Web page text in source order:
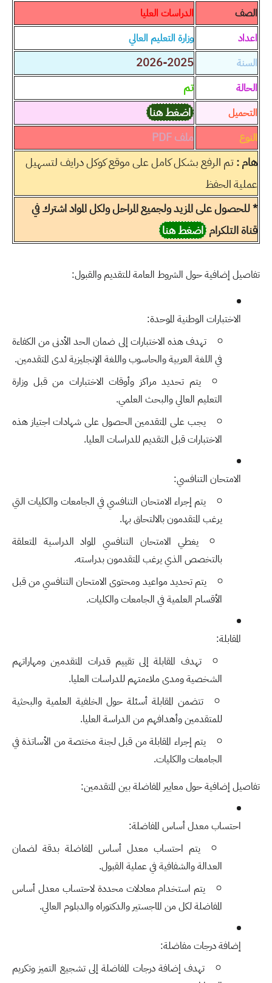
الصف
الدراسات العليا
اعداد
وزارة التعليم العالي
السنة
2026-2025
الحالة تم
التحميل اضغط هنا
النوع
ملف PDF
هام :تم الرفع بشكل كامل على موقع كوكل درايف لتسهيل
عملية الحفظ
* للحصول على المزيد ولجميع المراحل ولكل المواد اشترك في
قناة التلكرام اضغط هنا
تفاصيل إضافية حول الشروط العامة للتقديم والقبول:
الاختبارات الوطنية الموحدة:
تهدف هذه الاختبارات إلى ضمان الحد الأدنى من الكفاءة
في اللغة العربية والحاسوب واللغة الإنجليزية لدى المتقدمين.
يتم تحديد مراكز وأوقات الاختبارات من قبل وزارة
التعليم العالي والبحث العلمي.
يجب على المتقدمين الحصول على شهادات اجتياز هذه
الاختبارات قبل التقديم للدراسات العليا.
الامتحان التنافسي:
يتم إجراء الامتحان التنافسي في الجامعات والكليات التي
يرغب المتقدمون بالالتحاق بها.
يغطي الامتحان التنافسي المواد الدراسية المتعلقة
بالتخصص الذي يرغب المتقدمون بدراسته.
يتم تحديد مواعيد ومحتوى الامتحان التنافسي من قبل
الأقسام العلمية في الجامعات والكليات.
المقابلة:
تهدف المقابلة إلى تقييم قدرات المتقدمين ومهاراتهم
الشخصية ومدى ملاءمتهم للدراسات العليا.
تتضمن المقابلة أسئلة حول الخلفية العلمية والبحثية
للمتقدمين وأهدافهم من الدراسة العليا.
يتم إجراء المقابلة من قبل لجنة مختصة من الأساتذة في
الجامعات والكليات.
تفاصيل إضافية حول معايير المفاضلة بين المتقدمين:
احتساب معدل أساس المفاضلة:
يتم احتساب معدل أساس المفاضلة بدقة لضمان
العدالة والشفافية في عملية القبول.
يتم استخدام معادلات محددة لاحتساب معدل أساس
المفاضلة لكل من الماجستير والدكتوراه والدبلوم العالي.
إضافة درجات مفاضلة:
تهدف إضافة درجات المفاضلة إلى تشجيع التميز وتكريم